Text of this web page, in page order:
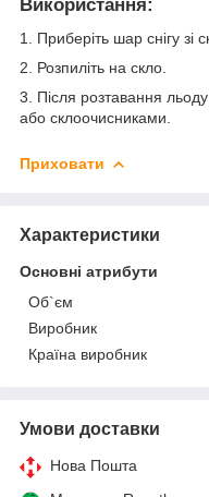
Використання:
1. Приберіть шар снігу зі
2. Розпиліть на скло.
3. Після розтавання
або склоочисниками.
Приховати
Характеристики
Основні атрибути
Об`єм
Виробник
Країна виробник
Умови доставки
Нова Пошта